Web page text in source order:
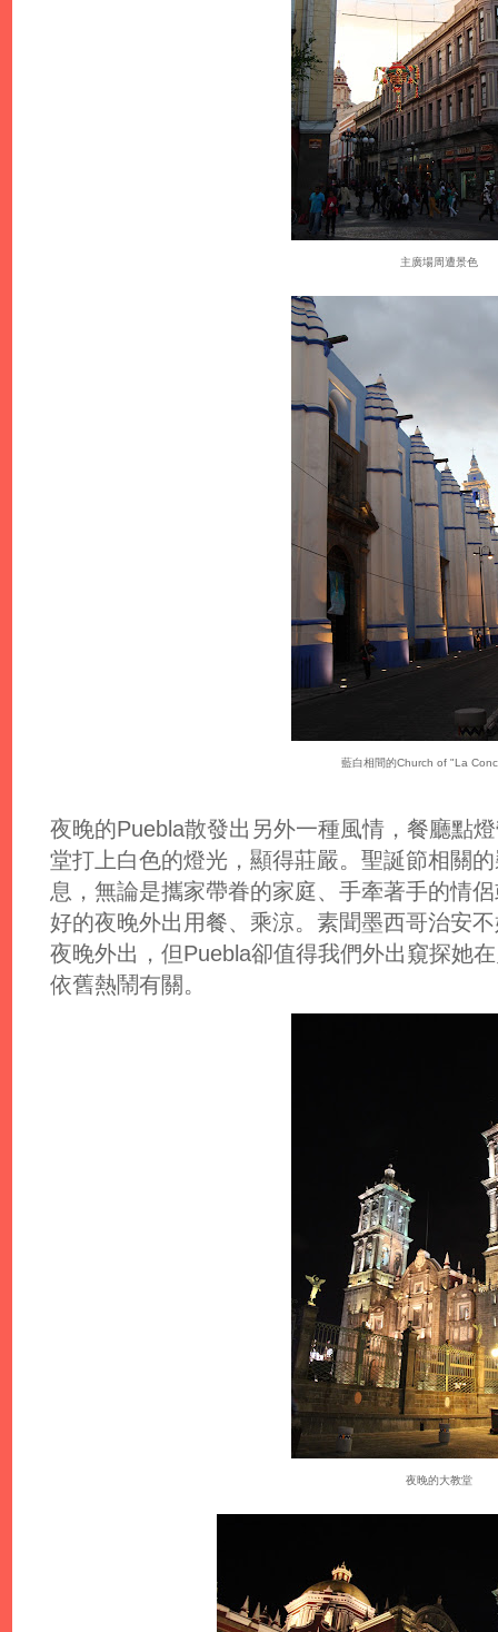
主廣場周遭景色
藍白相間的Church of "La
夜晚的Puebla散發出另外一種風情，餐廳點
堂打上白色的燈光，顯得莊嚴。聖誕節相關
息，無論是攜家帶眷的家庭、手牽著手的情
好的夜晚外出用餐、乘涼。素聞墨西哥治安
夜晚外出，但Puebla卻值得我們外出窺探她
依舊熱鬧有關。
夜晚的大教堂